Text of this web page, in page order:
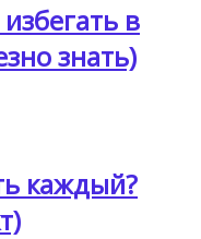
в
знать)
каждый?